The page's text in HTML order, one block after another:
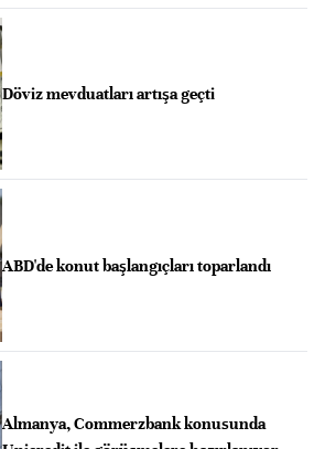
Döviz mevduatları artışa geçti
ABD'de konut başlangıçları toparlandı
Almanya, Commerzbank konusunda